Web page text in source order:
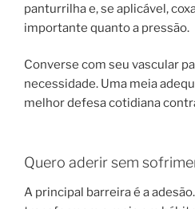
panturrilha e, se aplicável,
importante quanto a pressão.
Converse com seu vascular
necessidade. Uma meia
melhor defesa cotidiana
Quero aderir sem
A principal barreira é a